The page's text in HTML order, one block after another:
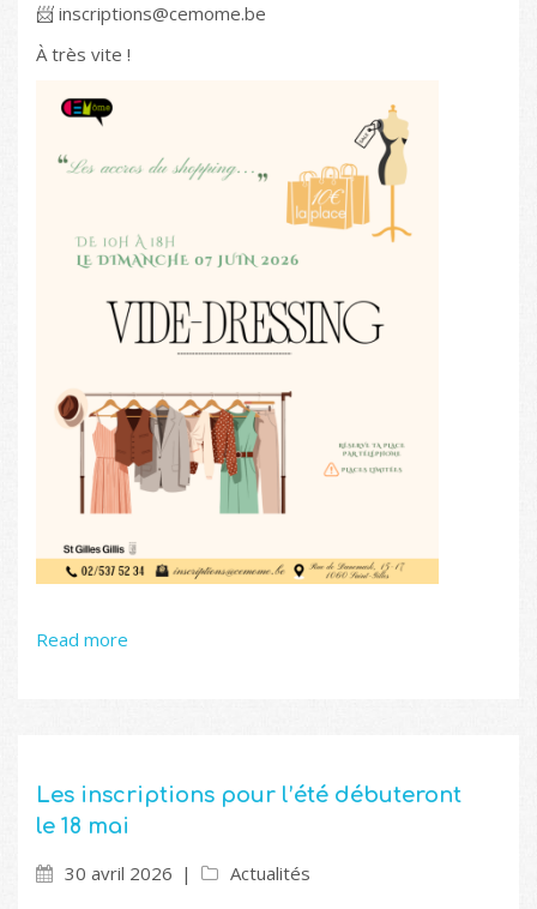
📨 inscriptions@cemome.be
À très vite !
Read more
Les inscriptions pour l’été débuteront
le 18 mai
30 avril 2026
Actualités